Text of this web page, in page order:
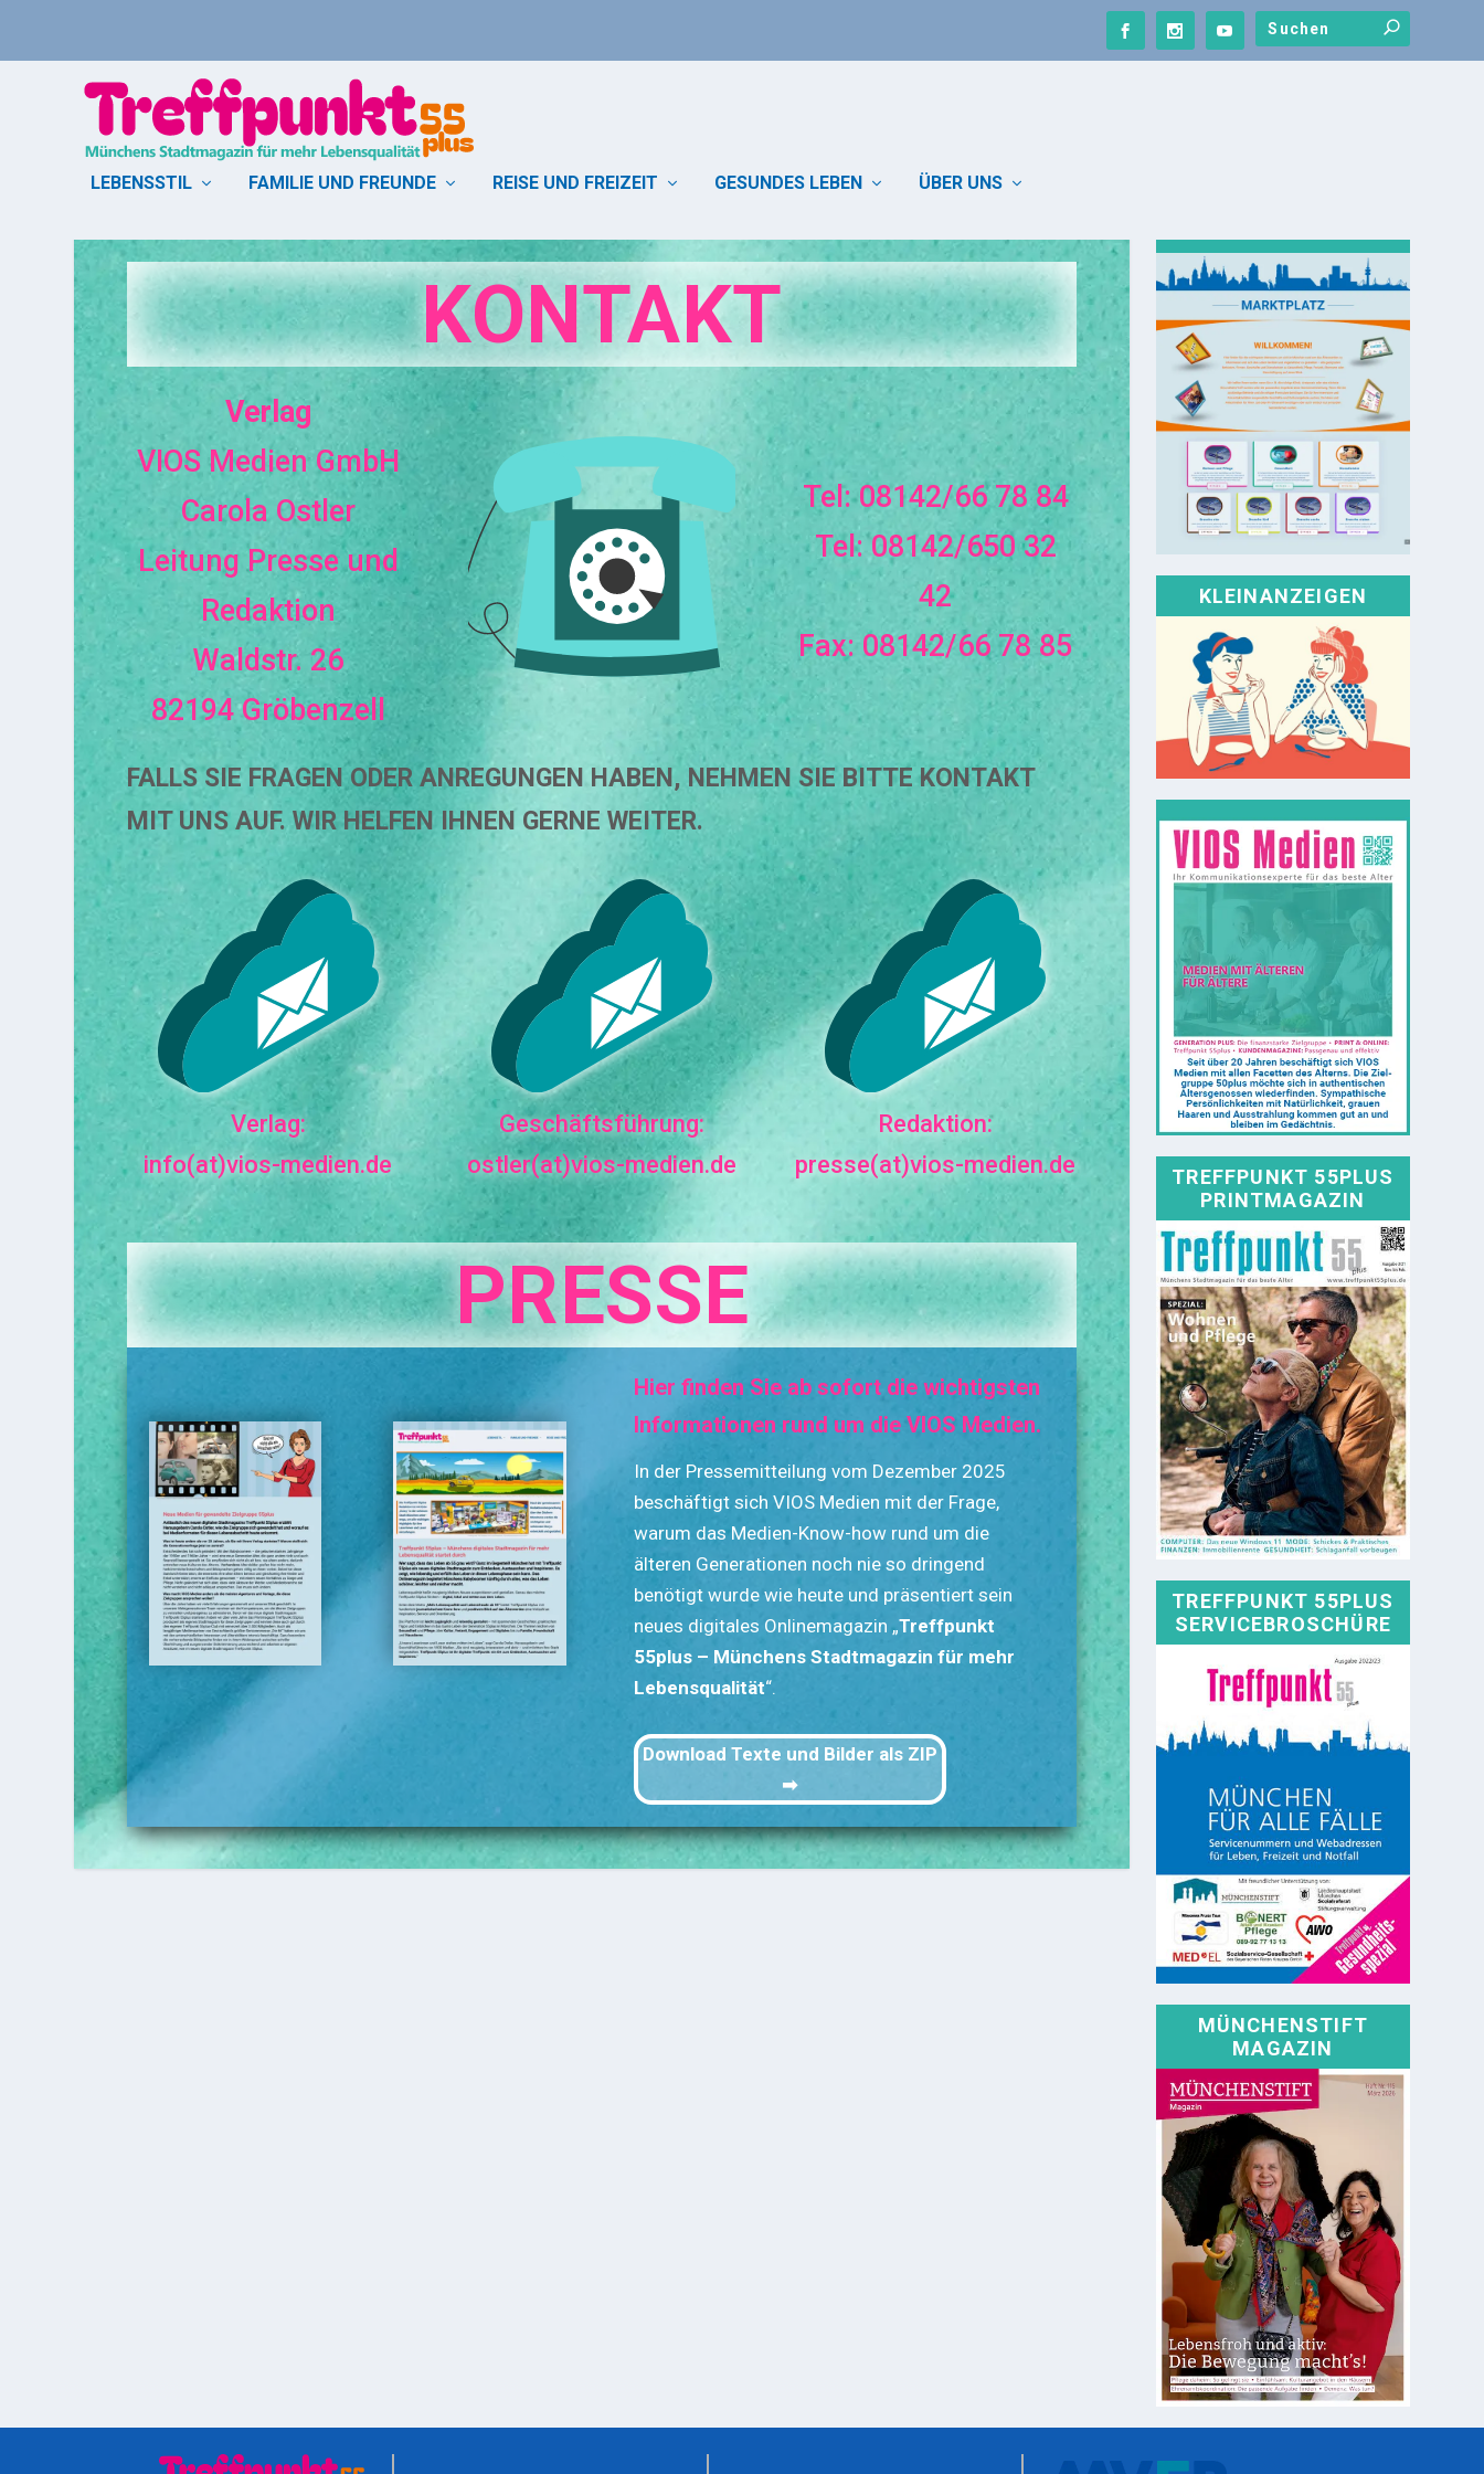
LEBENSSTIL FAMILIE UND FREUNDE REISE UND FREIZEIT GESUNDES LEBEN ÜBER UNS
KONTAKT
Verlag
VIOS Medien GmbH
Carola Ostler
Leitung Presse und
Redaktion
Waldstr. 26
82194 Gröbenzell
Tel: 08142/66 78 84
Tel: 08142/650 32
42
Fax: 08142/66 78 85
FALLS SIE FRAGEN ODER ANREGUNGEN HABEN, NEHMEN SIE BITTE KONTAKT
MIT UNS AUF. WIR HELFEN IHNEN GERNE WEITER.
Verlag:
info(at)vios-medien.de
Geschäftsführung:
ostler(at)vios-medien.de
Redaktion:
presse(at)vios-medien.de
PRESSE
Hier finden Sie ab sofort die wichtigsten
Informationen rund um die VIOS Medien.
In der Pressemitteilung vom Dezember 2025
beschäftigt sich VIOS Medien mit der Frage,
warum das Medien-Know-how rund um die
älteren Generationen noch nie so dringend
benötigt wurde wie heute und präsentiert sein
neues digitales Onlinemagazin „Treffpunkt
55plus – Münchens Stadtmagazin für mehr
Lebensqualität“.
Download Texte und Bilder als ZIP
➡
KLEINANZEIGEN
TREFFPUNKT 55PLUS
PRINTMAGAZIN
TREFFPUNKT 55PLUS
SERVICEBROSCHÜRE
MÜNCHENSTIFT
MAGAZIN